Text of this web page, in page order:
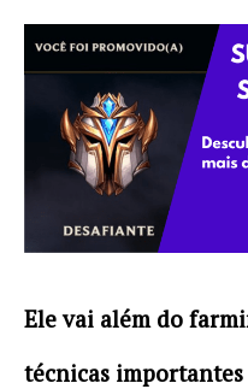
Ele vai além do
técnicas